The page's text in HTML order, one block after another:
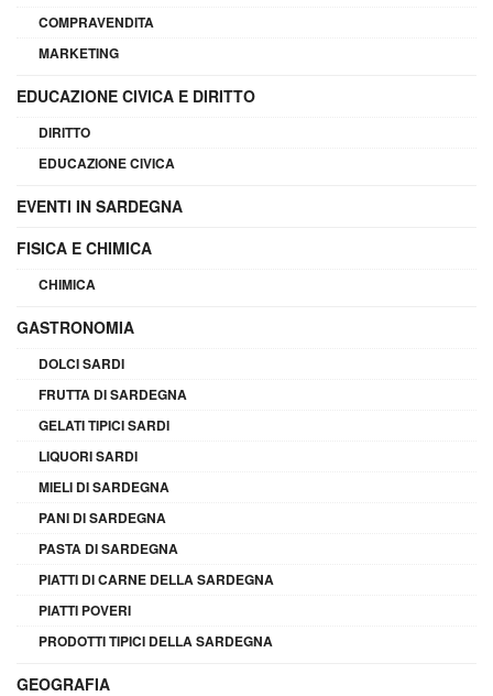
COMPRAVENDITA
MARKETING
EDUCAZIONE CIVICA E DIRITTO
DIRITTO
EDUCAZIONE CIVICA
EVENTI IN SARDEGNA
FISICA E CHIMICA
CHIMICA
GASTRONOMIA
DOLCI SARDI
FRUTTA DI SARDEGNA
GELATI TIPICI SARDI
LIQUORI SARDI
MIELI DI SARDEGNA
PANI DI SARDEGNA
PASTA DI SARDEGNA
PIATTI DI CARNE DELLA SARDEGNA
PIATTI POVERI
PRODOTTI TIPICI DELLA SARDEGNA
GEOGRAFIA